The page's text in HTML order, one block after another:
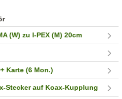
(W) zu I-PEX (M) 20cm
Karte (6 Mon.)
Stecker auf Koax-Kupplung